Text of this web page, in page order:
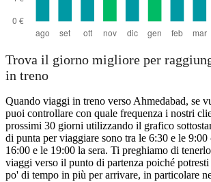
Trova il giorno migliore per
in treno
Quando viaggi in treno verso Ahmedabad, se
puoi controllare con quale frequenza i nostri
prossimi 30 giorni utilizzando il grafico
di punta per viaggiare sono tra le 6:30 e le
16:00 e le 19:00 la sera. Ti preghiamo di
viaggi verso il punto di partenza poiché
po' di tempo in più per arrivare, in particolare